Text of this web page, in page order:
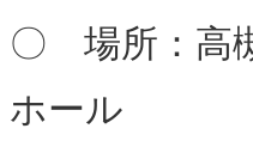
〇 場所：高
ホール